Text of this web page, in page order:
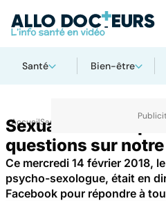
Santé Bien-être
AccueilSanté
Sexualité : les
questions sur
Ce mercredi 14 février 2018,
psycho-sexologue, était en
Facebook pour répondre à